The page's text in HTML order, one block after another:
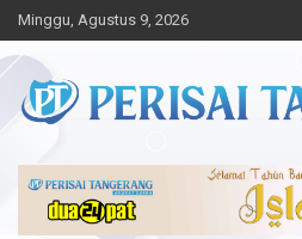
Skip
to
content
Minggu, Agustus 9, 2026
Perisai
Suara